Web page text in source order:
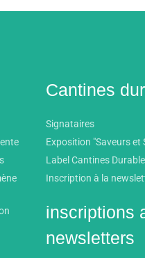
Cantines
Signataires
Exposition "Saveurs et
Label Cantines
Inscription à la
inscriptions
newsletters